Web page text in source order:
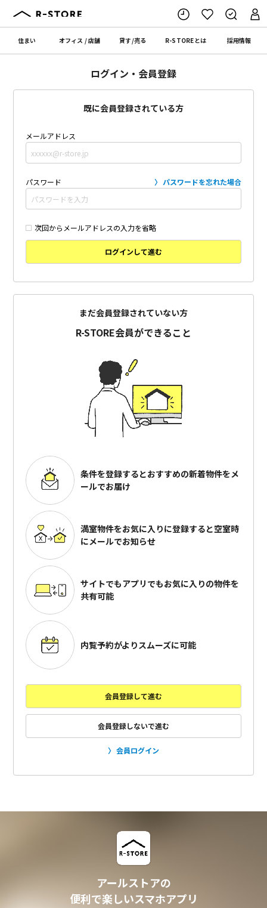
住まい オフィス /店舗 貸す/売る R-STOREとは 採用情報
ログイン・会員登録
既に会員登録されている方
メールアドレス
パスワード パスワードを忘れた場合
次回からメールアドレスの入力を省略
ログインして進む
まだ会員登録されていない方
R-STORE会員ができること
条件を登録するとおすすめの新着物件をメ
ールでお届け
満室物件をお気に入りに登録すると空室時
にメールでお知らせ
サイトでもアプリでもお気に入りの物件を
共有可能
内覧予約がよりスムーズに可能
会員登録して進む
会員登録しないで進む
会員ログイン
アールストアの
便利で楽しいスマホアプリ